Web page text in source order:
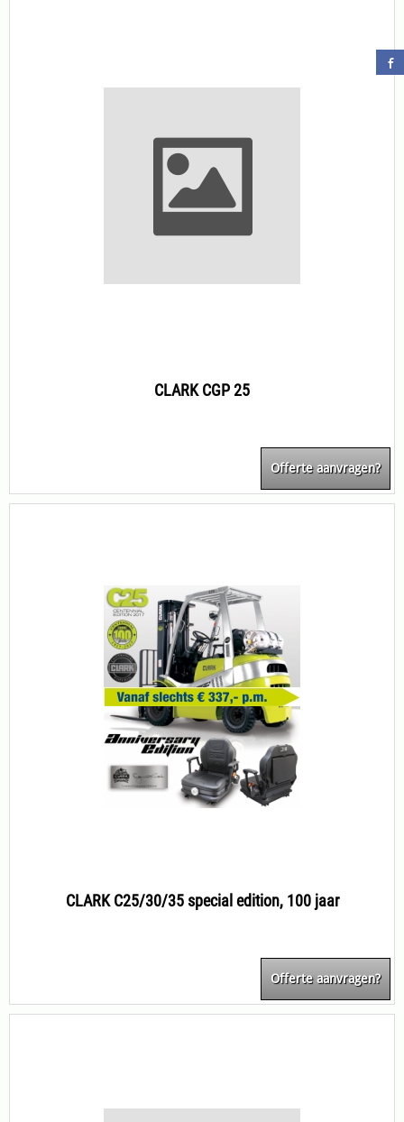
CLARK CGP 25
Offerte aanvragen?
CLARK C25/30/35 special edition, 100 jaar
Offerte aanvragen?